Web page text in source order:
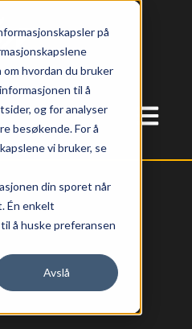
på
hvordan du bruker
til å
og for analyser
besøkende. For å
vi bruker, se
din sporet når
Én enkelt
å huske preferansen
Avslå
Open